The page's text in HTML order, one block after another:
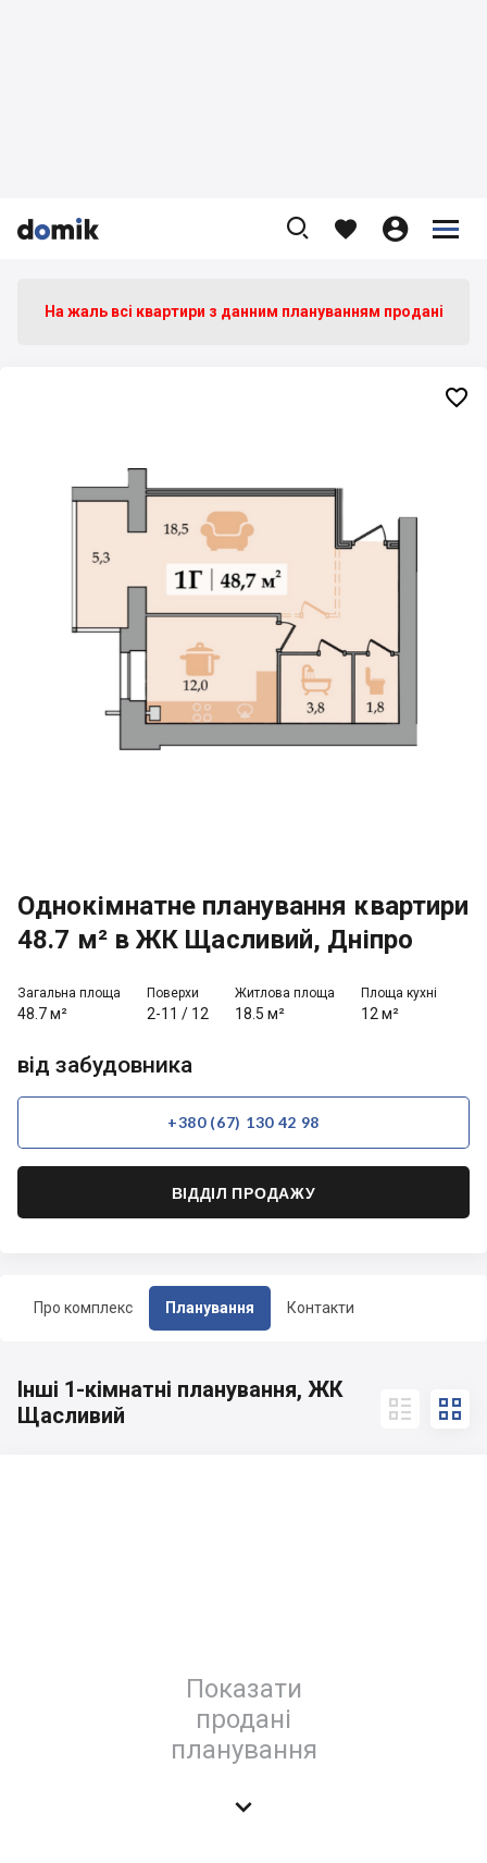


    


Про комплекс Планування Контакти
На жаль всі квартири з данним плануванням продані
Однокімнатне планування квартири
48.7 м² в ЖК Щасливий, Дніпро
Загальна площа
48.7 м²
Поверхи
2-11 / 12
Житлова площа
18.5 м²
Площа кухні
12 м²
від забудовника
+380 (67) 130 42 98
ВІДДІЛ ПРОДАЖУ

Інші 1-кімнатні планування, ЖК
Щасливий
 
Показати
продані
планування
